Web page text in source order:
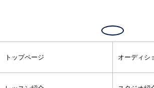
トップページ オーディシ